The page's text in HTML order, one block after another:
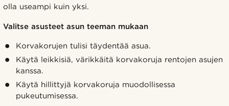
olla useampi kuin yksi.
Valitse asusteet asun teeman mukaan
Korvakorujen tulisi täydentää asua.
Käytä leikkisiä, värikkäitä korvakoruja rentojen asujen
kanssa.
Käytä hillittyjä korvakoruja muodollisessa
pukeutumisessa.